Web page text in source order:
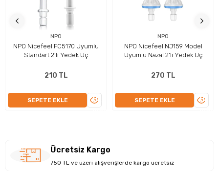
NPO
NPO Nicefeel FC5170 Uyumlu
Standart 2'li Yedek Uç
210 TL
SEPETE EKLE
ÜRÜNÜ
NPO
NPO Nicefeel NJ159 Model
Uyumlu Nazal 2'li Yedek Uç
270 TL
SEPETE EKLE
Ücretsiz Kargo
750 TL ve üzeri alışverişlerde kargo ücretsiz